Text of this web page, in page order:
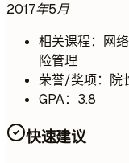
2017年5月
相关课程：网
险管理
荣誉/奖项：院
GPA：3.8
快速建议